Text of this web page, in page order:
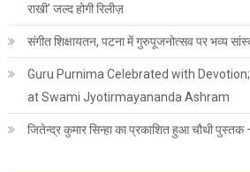
राखी’ जल्द होगी रिलीज़
संगीत शिक्षायतन, पटना में गुरुपूजनोत्सव पर भव्य
Guru Purnima Celebrated with
at Swami Jyotirmayananda Ashram
जितेन्द्र कुमार सिन्हा का प्रकाशित हुआ चौथी पुस्तक